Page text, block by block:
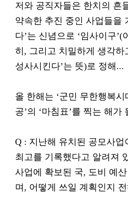
저와 공직자들은 한치의 흔
약속한 추진 중인 사업들을
다’는 신념으로 ‘임사이구
히, 그리고 치밀하게 생각하
성사시킨다’는 뜻)로 정해...
올 한해는 ‘군민 무한행복시
공’의 ‘마침표’를 찍는 해가
Q : 지난해 유치된 공모사업
최고를 기록했다고 알려져
사업에 확보된 국, 도비 예
며, 어떻게 쓰일 계획인지